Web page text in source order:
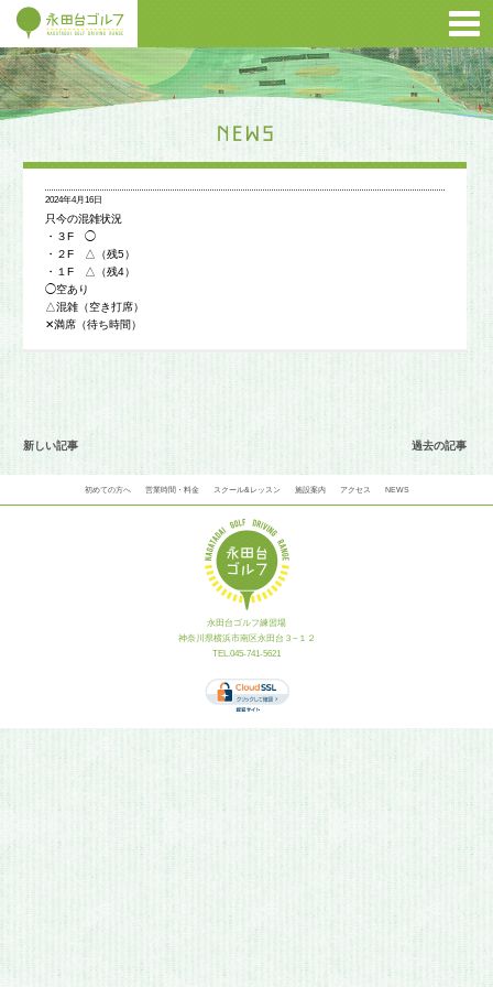
2024年4月16日
只今の混雑状況
・３F ◯
・２F △（残5）
・１F △（残4）
◯空あり
△混雑（空き打席）
✕満席（待ち時間）
新しい記事 過去の記事
初めての方へ 営業時間・料金 スクール&レッスン 施設案内 アクセス NEWS
永田台ゴルフ練習場
神奈川県横浜市南区永田台３−１２
TEL.045-741-5621